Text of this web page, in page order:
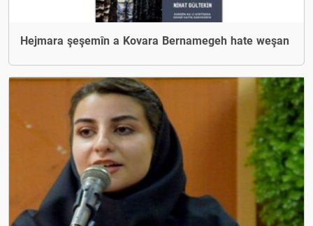
Hejmara şeşemîn a Kovara Bernamegeh hate weşan